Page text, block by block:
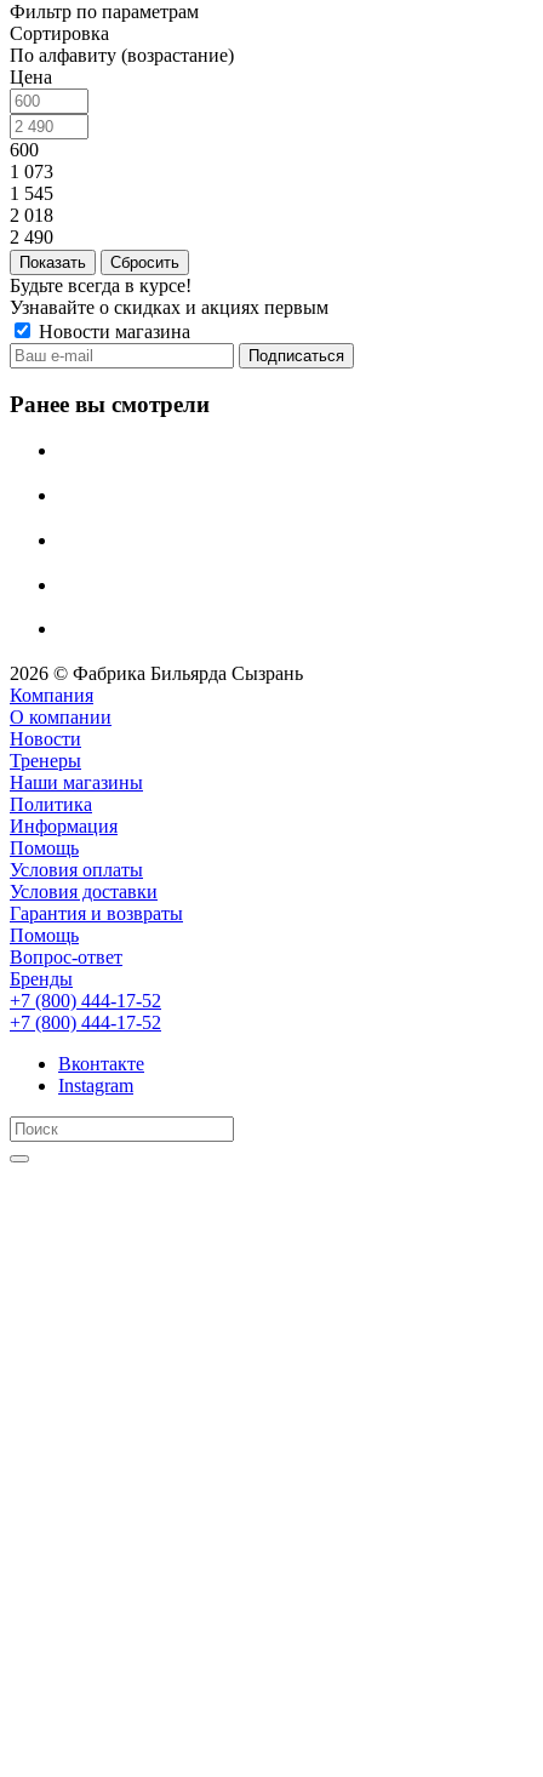
Фильтр по параметрам
Сортировка
По алфавиту (возрастание)
Цена
600
1 073
1 545
2 018
2 490
Сбросить
Будьте всегда в курсе!
Узнавайте о скидках и акциях первым
Новости магазина
Ранее вы смотрели
2026 © Фабрика Бильярда Сызрань
Компания
О компании
Новости
Тренеры
Наши магазины
Политика
Информация
Помощь
Условия оплаты
Условия доставки
Гарантия и возвраты
Помощь
Вопрос-ответ
Бренды
+7 (800) 444-17-52
+7 (800) 444-17-52
Вконтакте
Instagram